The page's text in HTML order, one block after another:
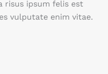
risus ipsum felis est
vulputate enim vitae.​